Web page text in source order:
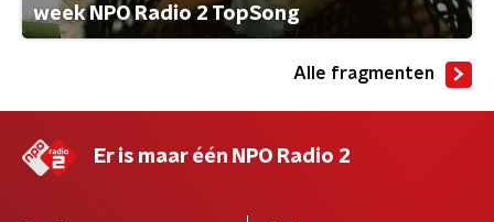
week NPO Radio 2 TopSong
Alle fragmenten
Er is maar één NPO Radio 2